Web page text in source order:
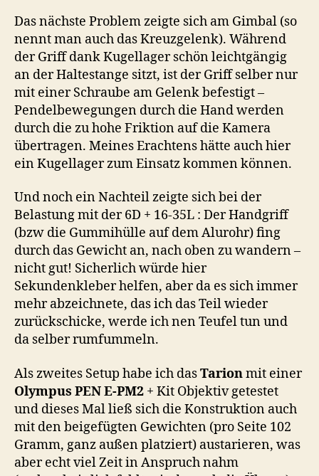
Das nächste Problem zeigte sich am Gimbal (so
nennt man auch das Kreuzgelenk). Während
der Griff dank Kugellager schön leichtgängig
an der Haltestange sitzt, ist der Griff selber nur
mit einer Schraube am Gelenk befestigt –
Pendelbewegungen durch die Hand werden
durch die zu hohe Friktion auf die Kamera
übertragen. Meines Erachtens hätte auch hier
ein Kugellager zum Einsatz kommen können.
Und noch ein Nachteil zeigte sich bei der
Belastung mit der 6D + 16-35L : Der Handgriff
(bzw die Gummihülle auf dem Alurohr) fing
durch das Gewicht an, nach oben zu wandern –
nicht gut! Sicherlich würde hier
Sekundenkleber helfen, aber da es sich immer
mehr abzeichnete, das ich das Teil wieder
zurückschicke, werde ich nen Teufel tun und
da selber rumfummeln.
Als zweites Setup habe ich dasTarionmit einer
Olympus PEN E-PM2 + Kit Objektiv getestet
und dieses Mal ließ sich die Konstruktion auch
mit den beigefügten Gewichten (pro Seite 102
Gramm, ganz außen platziert) austarieren, was
aber echt viel Zeit in Anspruch nahm